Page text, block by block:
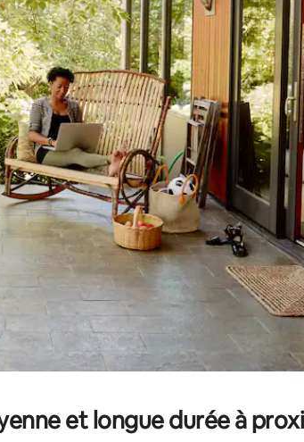
le bas pour les parcourir ou en appuyant et en
et longue durée à